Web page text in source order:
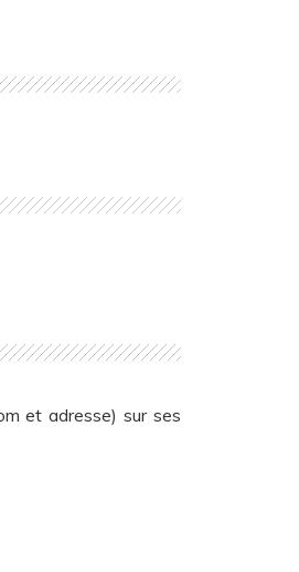
et adresse) sur ses